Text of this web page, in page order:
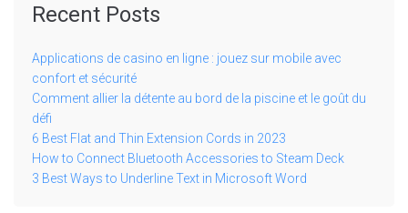
Recent Posts
Applications de casino en ligne : jouez sur mobile avec
confort et sécurité
Comment allier la détente au bord de la piscine et le goût du
défi
6 Best Flat and Thin Extension Cords in 2023
How to Connect Bluetooth Accessories to Steam Deck
3 Best Ways to Underline Text in Microsoft Word